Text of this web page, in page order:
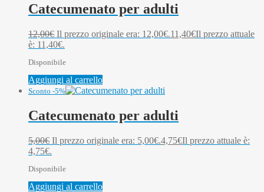
Catecumenato per adulti
12,00€ Il prezzo originale era: 12,00€.11,40€Il prezzo attuale
è: 11,40€.
Disponibile
Aggiungi al carrello
Sconto -5%
Catecumenato per adulti
5,00€ Il prezzo originale era: 5,00€.4,75€Il prezzo attuale è:
4,75€.
Disponibile
Aggiungi al carrello